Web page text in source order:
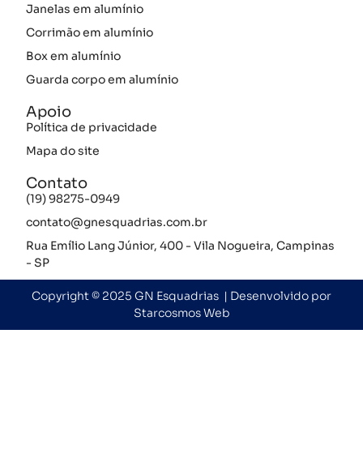
Janelas em alumínio
Corrimão em alumínio
Box em alumínio
Guarda corpo em alumínio
Apoio
Política de privacidade
Mapa do site
Contato
(19) 98275-0949
contato@gnesquadrias.com.br
Rua Emílio Lang Júnior, 400 - Vila Nogueira, Campinas
- SP
Copyright © 2025 GN Esquadrias | Desenvolvido por
Starcosmos Web